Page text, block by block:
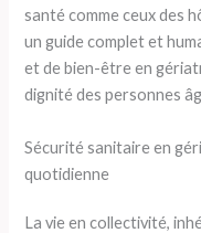
santé comme ceux des
un guide complet et
et de bien-être en
dignité des personnes
Sécurité sanitaire en
quotidienne
La vie en collectivité,